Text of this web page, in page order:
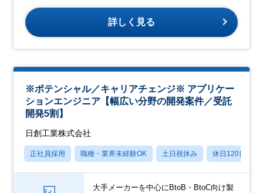
詳しく見る
※ポテンシャル／キャリアチェンジ※ アプリケー
ションエンジニア【幅広い分野の開発案件／受託
開発5割】
日創工業株式会社
正社員採用 職種・業界未経験OK 土日祝休み 休日120日以上
大手メーカーを中心にBtoB・BtoC向け製